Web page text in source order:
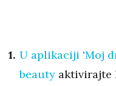
U aplikaciji 'Moj
beauty aktivirajte